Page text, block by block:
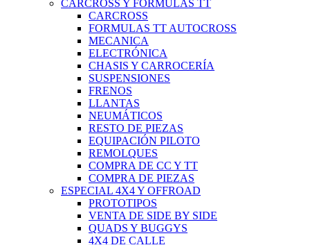
CARCROSS Y FÓRMULAS TT
CARCROSS
FORMULAS TT AUTOCROSS
MECANICA
ELECTRÓNICA
CHASIS Y CARROCERÍA
SUSPENSIONES
FRENOS
LLANTAS
NEUMÁTICOS
RESTO DE PIEZAS
EQUIPACIÓN PILOTO
REMOLQUES
COMPRA DE CC Y TT
COMPRA DE PIEZAS
ESPECIAL 4X4 Y OFFROAD
PROTOTIPOS
VENTA DE SIDE BY SIDE
QUADS Y BUGGYS
4X4 DE CALLE